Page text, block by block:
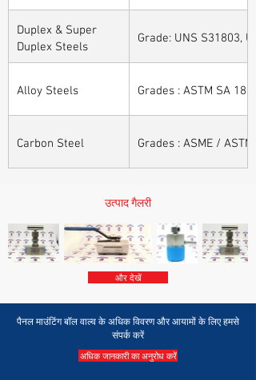
Duplex & Super
Duplex Steels
Grade: UNS S31803,
Alloy Steels Grades : ASTM SA
Carbon Steel Grades : ASME /
उत्पाद गैलरी
और देखें
पैनल माउंटिंग बॉल वाल्व के अधिक विवरण और आयामों के लिए हमसे
संपर्क करें
अधिक जानकारी का अनुरोध करें